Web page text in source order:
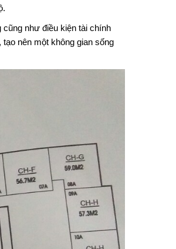
như điều kiện tài chính
nên một không gian sống